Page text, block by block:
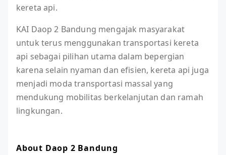
kereta api.
KAI Daop 2 Bandung mengajak masyarakat
untuk terus menggunakan transportasi kereta
api sebagai pilihan utama dalam bepergian
karena selain nyaman dan efisien, kereta api juga
menjadi moda transportasi massal yang
mendukung mobilitas berkelanjutan dan ramah
lingkungan.
About Daop 2 Bandung